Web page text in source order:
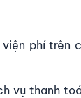
phí trên
vụ thanh